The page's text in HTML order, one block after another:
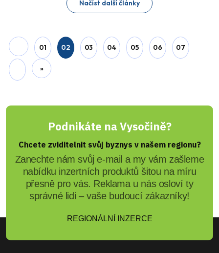
Michaela Prokopová
Masopust v Třebíči: Tradiční
masky, tanec a chutě na
Šmeralově statku